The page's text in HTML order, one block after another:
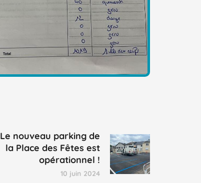
Le nouveau parking de
la Place des Fêtes est
opérationnel !
10 juin 2024